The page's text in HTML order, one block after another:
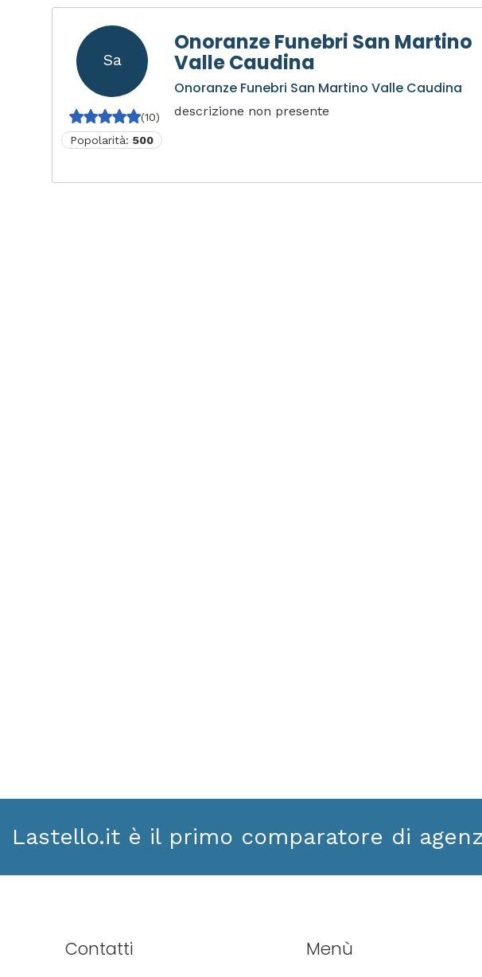
Sa
(10)
Popolarità: 500
Onoranze Funebri San Martino
Valle Caudina
Onoranze Funebri San Martino Valle Caudina
descrizione non presente
Lastello.it è il primo comparatore di
Contatti Menù